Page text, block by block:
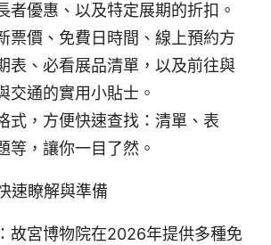
者優惠、以及特定展期的折扣。
票價、免費日時間、線上預約方
表、必看展品清單，以及前往與
交通的實用小貼士。
式，方便快速查找：清單、表
等，讓你一目了然。
速瞭解與準備
故宮博物院在2026年提供多種免